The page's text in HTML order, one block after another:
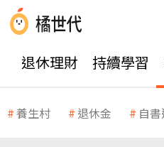
退休理財 持續學習
養生村 退休金 自